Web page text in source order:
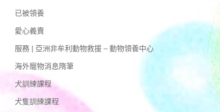
已被領養
愛心義賣
服務 | 亞洲非牟利動物救援 – 動物領養中心
海外寵物消息隋筆
犬訓練課程
犬隻訓練課程